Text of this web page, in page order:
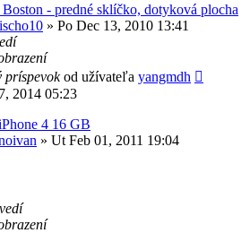
- predné sklíčko, dotyková plocha
» Po Dec 13, 2010 13:41
príspevokod užívateľa yangmdh
2014 05:23
4 16 GB
» Ut Feb 01, 2011 19:04